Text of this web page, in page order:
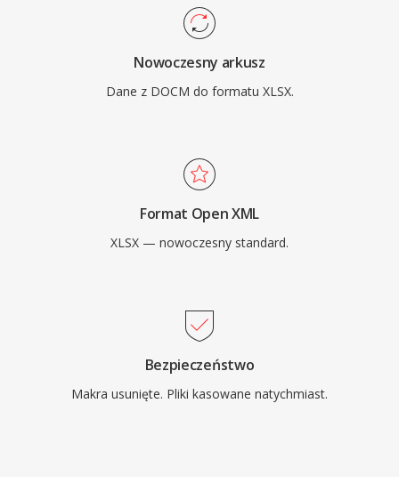
Nowoczesny arkusz
Dane z DOCM do formatu XLSX.
Format Open XML
XLSX — nowoczesny standard.
Bezpieczeństwo
Makra usunięte. Pliki kasowane natychmiast.